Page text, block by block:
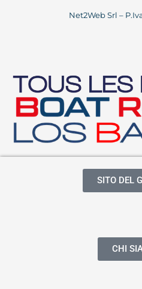
Net2Web Srl –
SITO DEL
CHI